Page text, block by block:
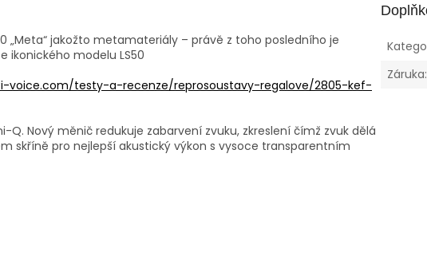
„Meta“ jakožto metamateriály – právě z toho posledního je
ikonického modelu LS50
voice.com/testy-a-recenze/reprosoustavy-regalove/2805-kef-
Q. Nový měnič redukuje zabarvení zvuku, zkreslení čímž zvuk dělá
skříně pro nejlepší akustický výkon s vysoce transparentním
Záruka: